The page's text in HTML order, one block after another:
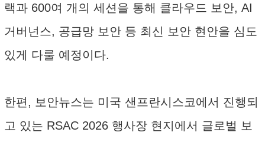
랙과 600여 개의 세션을 통해 클라우드 보안, AI
거버넌스, 공급망 보안 등 최신 보안 현안을 심도
있게 다룰 예정이다.
한편, 보안뉴스는 미국 샌프란시스코에서 진행되
고 있는 RSAC 2026 행사장 현지에서 글로벌 보